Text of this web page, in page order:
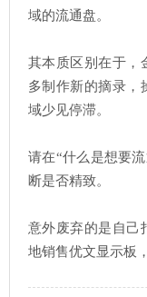
域的流通盘。
其本质区别在于，
多制作新的摘录，
域少见停滞。
请在“什么是想要
断是否精致。
意外废弃的是自己
地销售优文显示板